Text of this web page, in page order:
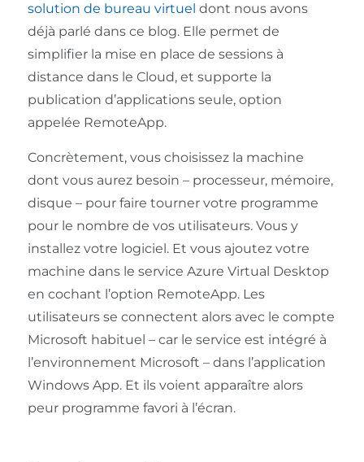
solution de bureau virtuel dont nous avons
déjà parlé dans ce blog. Elle permet de
simplifier la mise en place de sessions à
distance dans le Cloud, et supporte la
publication d’applications seule, option
appelée RemoteApp.
Concrètement, vous choisissez la machine
dont vous aurez besoin – processeur, mémoire,
disque – pour faire tourner votre programme
pour le nombre de vos utilisateurs. Vous y
installez votre logiciel. Et vous ajoutez votre
machine dans le service Azure Virtual Desktop
en cochant l’option RemoteApp. Les
utilisateurs se connectent alors avec le compte
Microsoft habituel – car le service est intégré à
l’environnement Microsoft – dans l’application
Windows App. Et ils voient apparaître alors
peur programme favori à l’écran.